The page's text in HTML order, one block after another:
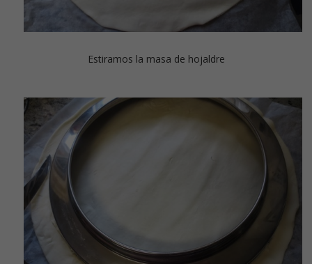
Estiramos la masa de hojaldre